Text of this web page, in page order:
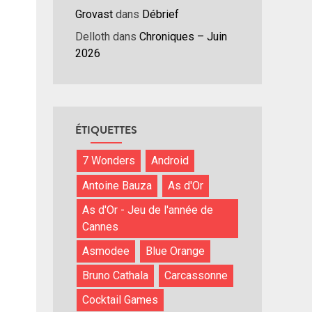
Grovast dans Débrief
Delloth dans Chroniques – Juin
2026
ÉTIQUETTES
7 Wonders
Android
Antoine Bauza
As d'Or
As d'Or - Jeu de l'année de
Cannes
Asmodee
Blue Orange
Bruno Cathala
Carcassonne
Cocktail Games